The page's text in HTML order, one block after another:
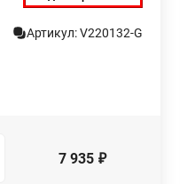
Артикул: V220132-G
7 935 ₽